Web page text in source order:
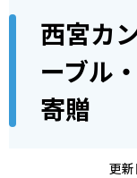
ジ
す
西宮カントリー倶楽
ら
西宮カ
ーブル
寄贈
更